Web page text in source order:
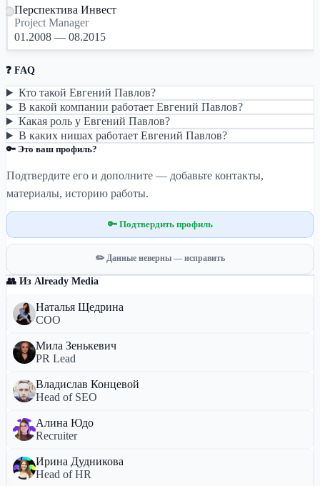
Перспектива Инвест
Project Manager
01.2008 — 08.2015
❓ FAQ
Кто такой Евгений Павлов?
В какой компании работает Евгений Павлов?
Какая роль у Евгений Павлов?
В каких нишах работает Евгений Павлов?
🔑 Это ваш профиль?
Подтвердите его и дополните — добавьте контакты,
материалы, историю работы.
🔑 Подтвердить профиль
✏️ Данные неверны — исправить
👥 Из Already Media
Наталья Щедрина
СОО
Мила Зенькевич
PR Lead
Владислав Концевой
Head of SEO
Алина Юдо
Recruiter
Ирина Дудникова
Head of HR